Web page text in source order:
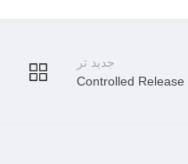
جدید تر